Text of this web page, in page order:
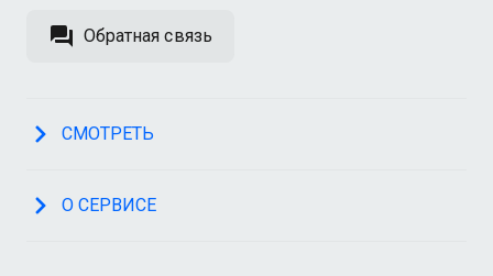
Обратная связь
СМОТРЕТЬ
О СЕРВИСЕ